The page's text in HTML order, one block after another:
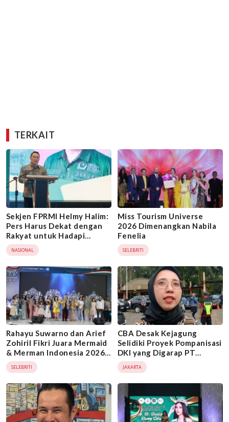
TERKAIT
Sekjen FPRMI Helmy Halim:
Pers Harus Dekat dengan
Rakyat untuk Hadapi
Maraknya Hoaks
NASIONAL
Miss Tourism Universe
2026 Dimenangkan Nabila
Fenelia
SELEBRITI
Rahayu Suwarno dan Arief
Zohiril Fikri Juara Mermaid
& Merman Indonesia 2026,
Angkat Isu Pariwisata
Bahari
SELEBRITI
CBA Desak Kejagung
Selidiki Proyek Pompanisasi
DKI yang Digarap PT
Nindya Karya
JAKARTA